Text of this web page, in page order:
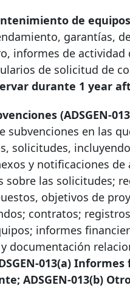
de equipos
garantías,
informes de
de solicitud de
durante 1 year
(ADSGEN-
subvenciones en las
solicitudes,
y notificaciones
sobre las solicitudes;
objetivos de
contratos;
informes
documentación
013(a)
ADSGEN-013(b)